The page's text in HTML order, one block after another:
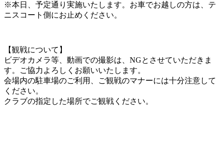
※本日、予定通り実施いたします。お車でお越しの方は、テ
ニスコート側にお止めください。
【観戦について】
ビデオカメラ等、動画での撮影は、NGとさせていただきま
す。ご協力よろしくお願いいたします。
会場内の駐車場のご利用、ご観戦のマナーには十分注意して
ください。
クラブの指定した場所でご観戦ください。